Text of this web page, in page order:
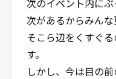
次のイベント内にぶ
次があるからみんな
そこら辺をくすぐ
す。
しかし、今は目の